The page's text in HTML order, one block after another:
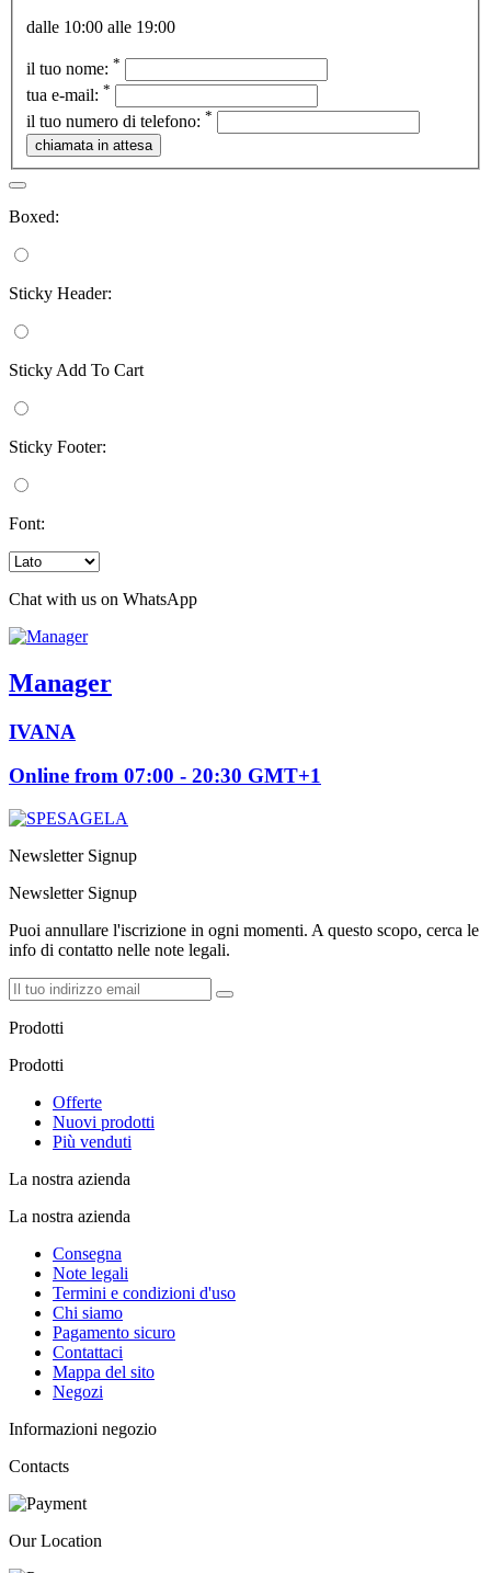
dalle 10:00 alle 19:00
il tuo nome: *
tua e-mail: *
il tuo numero di telefono: *
Boxed:
Sticky Header:
Sticky Add To Cart
Sticky Footer:
Font:
Chat with us on WhatsApp
Manager
IVANA
Online from 07:00 - 20:30 GMT+1
Newsletter Signup
Newsletter Signup
Puoi annullare l'iscrizione in ogni momenti. A questo scopo, cerca le
info di contatto nelle note legali.
Prodotti
Prodotti
Offerte
Nuovi prodotti
Più venduti
La nostra azienda
La nostra azienda
Consegna
Note legali
Termini e condizioni d'uso
Chi siamo
Pagamento sicuro
Contattaci
Mappa del sito
Negozi
Informazioni negozio
Contacts
Our Location